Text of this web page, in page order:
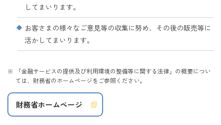
してまいります。
お客さまの様々なご意見等の収集に努め、その後の販売等に
活かしてまいります。
「金融サービスの提供及び利用環境の整備等に関する法律」の概要につい
ては、財務省のホームページをご参照ください。
財務省ホームページ